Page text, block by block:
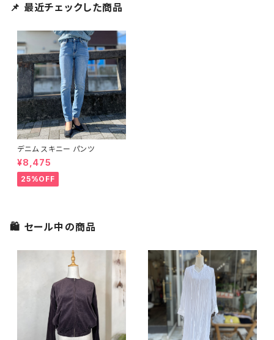
📌 最近チェックした商品
デニム スキニー パンツ
¥8,475
25%OFF
🛍 セール中の商品